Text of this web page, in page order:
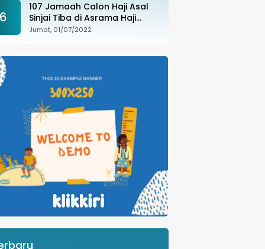
107 Jamaah Calon Haji Asal
Sinjai Tiba di Asrama Haji
Sudiang
Jumat, 01/07/2022